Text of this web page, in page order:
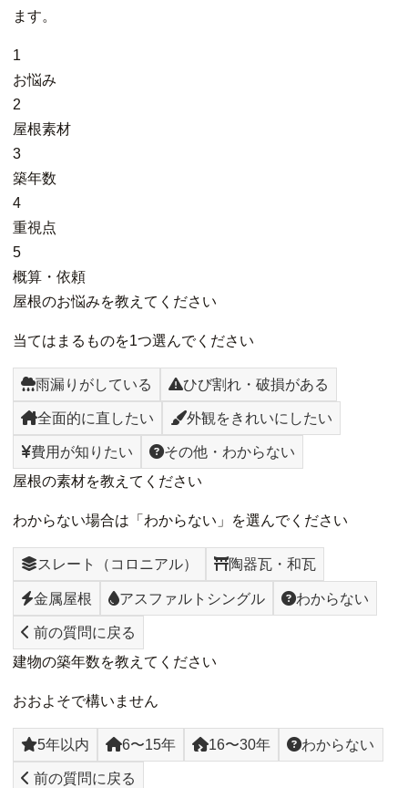
ます。
1
お悩み
2
屋根素材
3
築年数
4
重視点
5
概算・依頼
屋根のお悩みを教えてください
当てはまるものを1つ選んでください
雨漏りがしている ひび割れ・破損がある
全面的に直したい 外観をきれいにしたい
費用が知りたい
その他・わからない
屋根の素材を教えてください
わからない場合は「わからない」を選んでください
スレート（コロニアル） 陶器瓦・和瓦
金属屋根 アスファルトシングル わからない
前の質問に戻る
建物の築年数を教えてください
おおよそで構いません
5年以内 6〜15年 16〜30年 わからない
前の質問に戻る